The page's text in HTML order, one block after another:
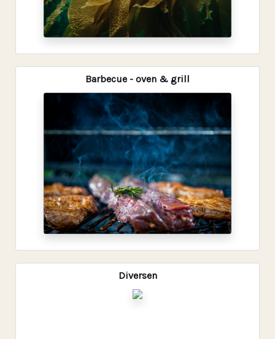
Barbecue - oven & grill
Diversen